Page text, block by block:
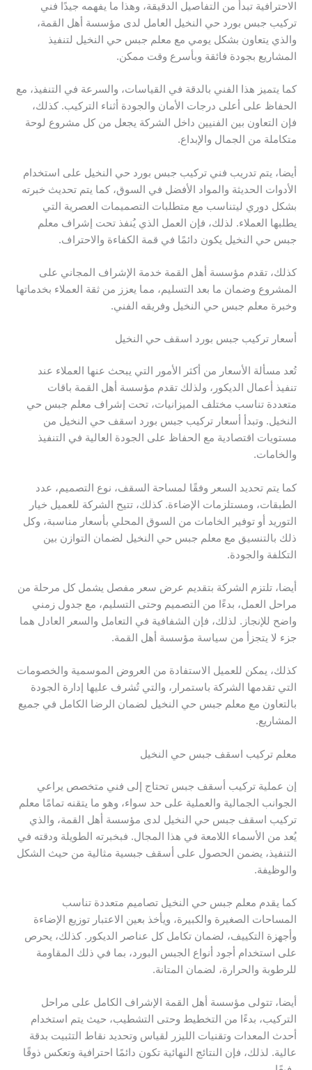
الاحترافية تبدأ من التفاصيل الدقيقة، وهذا ما يفهمه جيدًا فني
تركيب جبس بورد حي النخيل العامل لدى مؤسسة أهل القمة،
والذي يتعاون بشكل يومي مع معلم جبس حي النخيل لتنفيذ
المشاريع بجودة فائقة وبأسرع وقت ممكن.
كما يتميز هذا الفني بالدقة في القياسات، والسرعة في التنفيذ، مع
الحفاظ على أعلى درجات الأمان والجودة أثناء التركيب. كذلك،
فإن التعاون بين الفنيين داخل الشركة يجعل من كل مشروع لوحة
متكاملة من الجمال والإبداع.
أيضا، يتم تدريب فني تركيب جبس بورد حي النخيل على استخدام
الأدوات الحديثة والمواد الأفضل في السوق، كما يتم تحديث خبرته
بشكل دوري ليتناسب مع متطلبات التصميمات العصرية التي
يطلبها العملاء. لذلك، فإن العمل الذي يُنفذ تحت إشراف معلم
جبس حي النخيل يكون دائمًا في قمة الكفاءة والاحتراف.
كذلك، تقدم مؤسسة أهل القمة خدمة الإشراف المجاني على
المشروع وضمان ما بعد التسليم، مما يعزز من ثقة العملاء بخدماتها
وخبرة معلم جبس حي النخيل وفريقه الفني.
أسعار تركيب جبس بورد اسقف حي النخيل
تُعد مسألة الأسعار من أكثر الأمور التي يبحث عنها العملاء عند
تنفيذ أعمال الديكور، ولذلك تقدم مؤسسة أهل القمة باقات
متعددة تناسب مختلف الميزانيات، تحت إشراف معلم جبس حي
النخيل. وتبدأ أسعار تركيب جبس بورد اسقف حي النخيل من
مستويات اقتصادية مع الحفاظ على الجودة العالية في التنفيذ
والخامات.
كما يتم تحديد السعر وفقًا لمساحة السقف، نوع التصميم، عدد
الطبقات، ومستلزمات الإضاءة. كذلك، تتيح الشركة للعميل خيار
التوريد أو توفير الخامات من السوق المحلي بأسعار مناسبة، وكل
ذلك بالتنسيق مع معلم جبس حي النخيل لضمان التوازن بين
التكلفة والجودة.
أيضا، تلتزم الشركة بتقديم عرض سعر مفصل يشمل كل مرحلة من
مراحل العمل، بدءًا من التصميم وحتى التسليم، مع جدول زمني
واضح للإنجاز. لذلك، فإن الشفافية في التعامل والسعر العادل هما
جزء لا يتجزأ من سياسة مؤسسة أهل القمة.
كذلك، يمكن للعميل الاستفادة من العروض الموسمية والخصومات
التي تقدمها الشركة باستمرار، والتي تُشرف عليها إدارة الجودة
بالتعاون مع معلم جبس حي النخيل لضمان الرضا الكامل في جميع
المشاريع.
معلم تركيب اسقف جبس حي النخيل
إن عملية تركيب أسقف جبس تحتاج إلى فني متخصص يراعي
الجوانب الجمالية والعملية على حد سواء، وهو ما يتقنه تمامًا معلم
تركيب اسقف جبس حي النخيل لدى مؤسسة أهل القمة، والذي
يُعد من الأسماء اللامعة في هذا المجال. فبخبرته الطويلة ودقته في
التنفيذ، يضمن الحصول على أسقف جبسية مثالية من حيث الشكل
والوظيفة.
كما يقدم معلم جبس حي النخيل تصاميم متعددة تناسب
المساحات الصغيرة والكبيرة، ويأخذ بعين الاعتبار توزيع الإضاءة
وأجهزة التكييف، لضمان تكامل كل عناصر الديكور. كذلك، يحرص
على استخدام أجود أنواع الجبس البورد، بما في ذلك المقاومة
للرطوبة والحرارة، لضمان المتانة.
أيضا، تتولى مؤسسة أهل القمة الإشراف الكامل على مراحل
التركيب، بدءًا من التخطيط وحتى التشطيب، حيث يتم استخدام
أحدث المعدات وتقنيات الليزر لقياس وتحديد نقاط التثبيت بدقة
عالية. لذلك، فإن النتائج النهائية تكون دائمًا احترافية وتعكس ذوقًا